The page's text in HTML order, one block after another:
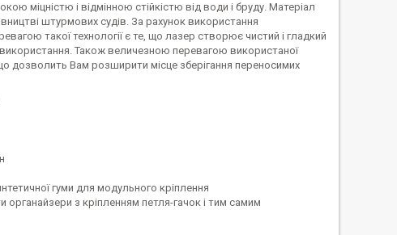
міцністю і відмінною стійкістю від води і бруду. Матеріал
штурмових судів. За рахунок використання
такої технології є те, що лазер створює чистий і гладкий
Також величезною перевагою використаної
дозволить Вам розширити місце зберігання переносимих
гуми для модульного кріплення
органайзери з кріпленням петля-гачок і тим самим